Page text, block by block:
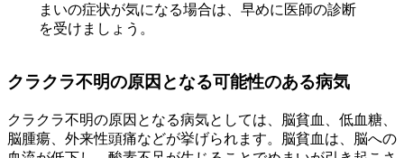
まいの症状が気になる場合は、早めに医師の診断
を受けましょう。
クラクラ不明の原因となる可能性のある病気
クラクラ不明の原因となる病気としては、脳貧血、低血糖、
脳腫瘍、外来性頭痛などが挙げられます。脳貧血は、脳への